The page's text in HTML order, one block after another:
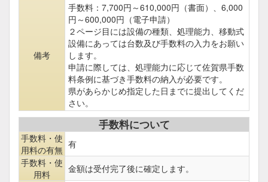
備考
手数料：7,700円～610,000円（書面）、6,000
円～600,000円（電子申請）
２ページ目には設備の種類、処理能力、移動式
設備にあっては台数及び手数料の入力をお願い
します。
申請に際しては、処理能力に応じて佐賀県手数
料条例に基づき手数料の納入が必要です。
県があらかじめ指定した日までに提出してくだ
さい。
手数料について
手数料・使
用料の有無 有
手数料・使
用料
金額は受付完了後に確定します。